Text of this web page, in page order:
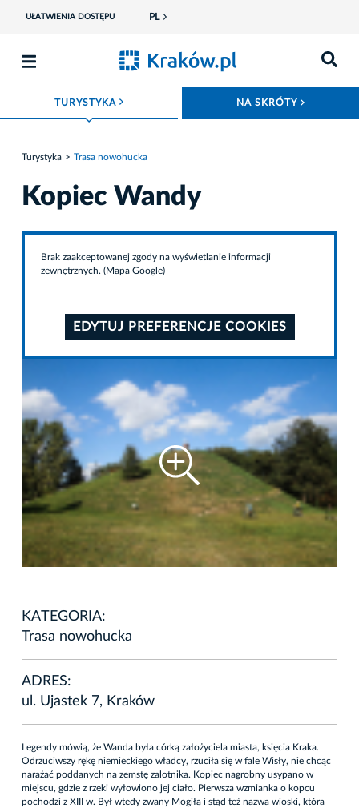
UŁATWIENIA DOSTĘPU PL
TURYSTYKA ROZWIŃ MENU NA SKRÓTY
Turystyka Trasa nowohucka
Kopiec Wandy
Brak zaakceptowanej zgody na wyświetlanie informacji
zewnętrznych. (Mapa Google)
EDYTUJ PREFERENCJE COOKIES
KATEGORIA:
Trasa nowohucka
ADRES:
ul. Ujastek 7, Kraków
Legendy mówią, że Wanda była córką założyciela miasta, księcia Kraka.
Odrzuciwszy rękę niemieckiego władcy, rzuciła się w fale Wisły, nie chcąc
narażać poddanych na zemstę zalotnika. Kopiec nagrobny usypano w
miejscu, gdzie z rzeki wyłowiono jej ciało. Pierwsza wzmianka o kopcu
pochodzi z XIII w. Był wtedy zwany Mogiłą i stąd też nazwa wioski, która